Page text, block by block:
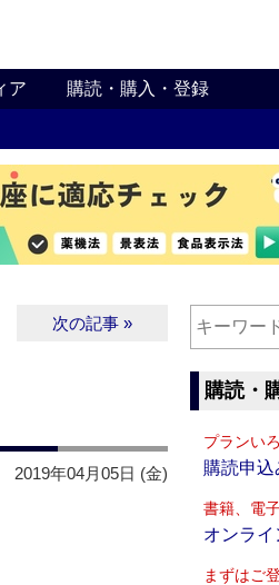
ア 購読・購入・登録
次の記事 »
2019年04月05日 (金)
購読・
プランい
購読申込
書籍、電
オンラ
まずはご